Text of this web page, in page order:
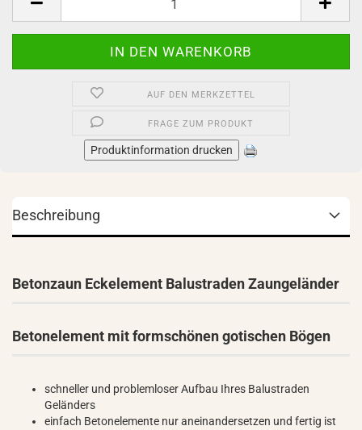
AUF DEN MERKZETTEL
FRAGE ZUM PRODUKT
Produktinformation drucken
Beschreibung
Betonzaun Eckelement Balustraden Zaungeländer
Betonelement mit formschönen gotischen Bögen
schneller und problemloser Aufbau Ihres Balustraden
Geländers
einfach Betonelemente nur aneinandersetzen und fertig ist